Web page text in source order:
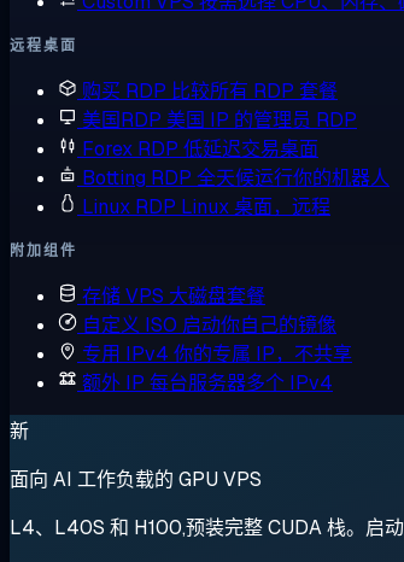
远程桌面
购买 RDP 比较所有 RDP 套餐
美国RDP 美国 IP 的管理员 RDP
Forex RDP 低延迟交易桌面
Botting RDP 全天候运行你的机器人
Linux RDP Linux 桌面，远程
附加组件
存储 VPS 大磁盘套餐
自定义 ISO 启动你自己的镜像
专用 IPv4 你的专属 IP，不共享
额外 IP 每台服务器多个 IPv4
新
面向 AI 工作负载的 GPU VPS
L4、L40S 和 H100,预装完整 CUDA 栈。启动